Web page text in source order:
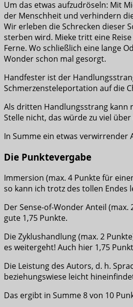
Um das etwas aufzudröseln: Mit
der Menschheit und verhindern
Wir erleben die Schrecken dieser
sterben wird. Mieke tritt eine
Ferne. Wo schließlich eine lange
Wonder schon mal gesorgt.
Handfester ist der
Schmerzensteleportation auf die
Als dritten Handlungsstrang kann
Stelle nicht, das würde zu viel
In Summe ein etwas verwirrender
Die Punktevergabe
Immersion (max. 4 Punkte für
so kann ich trotz des tollen Endes
Der Sense-of-Wonder Anteil
gute 1,75 Punkte.
Die Zyklushandlung (max. 2
es weitergeht! Auch hier 1,75
Die Leistung des Autors, d. h.
beziehungswiese leicht
Das ergibt in Summe 8 von 10